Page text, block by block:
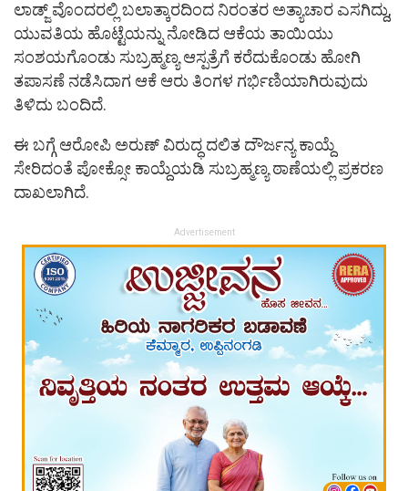
ಲಾಡ್ಜ್ ವೊಂದರಲ್ಲಿ ಬಲಾತ್ಕಾರದಿಂದ ನಿರಂತರ ಅತ್ಯಾಚಾರ ಎಸಗಿದ್ದು,
ಯುವತಿಯ ಹೊಟ್ಟೆಯನ್ನು ನೋಡಿದ ಆಕೆಯ ತಾಯಿಯು
ಸಂಶಯಗೊಂಡು ಸುಬ್ರಹ್ಮಣ್ಯ ಆಸ್ಪತ್ರೆಗೆ ಕರೆದುಕೊಂಡು ಹೋಗಿ
ತಪಾಸಣೆ ನಡೆಸಿದಾಗ ಆಕೆ ಆರು ತಿಂಗಳ ಗರ್ಭಿಣಿಯಾಗಿರುವುದು
ತಿಳಿದು ಬಂದಿದೆ.
ಈ ಬಗ್ಗೆ ಆರೋಪಿ ಅರುಣ್ ವಿರುದ್ಧ ದಲಿತ ದೌರ್ಜನ್ಯ ಕಾಯ್ದೆ
ಸೇರಿದಂತೆ ಪೋಕ್ಸೋ ಕಾಯ್ದೆಯಡಿ ಸುಬ್ರಹ್ಮಣ್ಯ ಠಾಣೆಯಲ್ಲಿ ಪ್ರಕರಣ
ದಾಖಲಾಗಿದೆ.
Advertisement